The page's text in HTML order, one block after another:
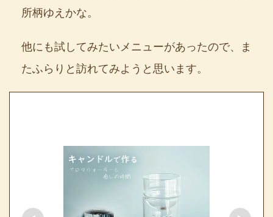
所柄ゆえかな。
他にも試してみたいメニューがあったので、ま
たふらりと訪れてみようと思います。